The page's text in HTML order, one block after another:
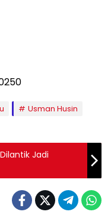
Usman Husin
Jadi